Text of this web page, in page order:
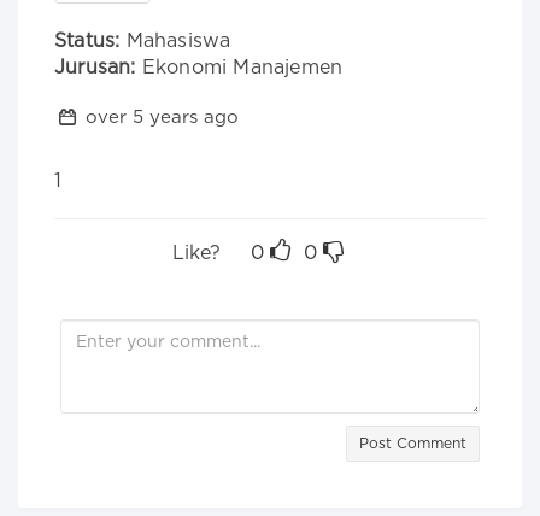
Status: Mahasiswa
Jurusan: Ekonomi Manajemen
over 5 years ago
1
Like? 0 0
Post Comment